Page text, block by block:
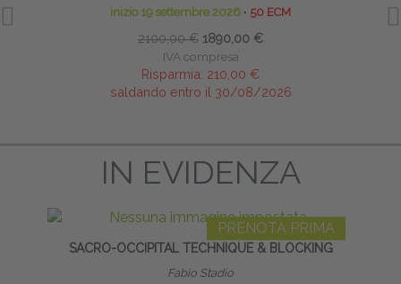
inizio 19 settembre 2026 ∙ 50 ECM
2100,00 € 1890,00 €
IVA compresa
Risparmia: 210,00 €
saldando entro il 30/08/2026
IN EVIDENZA
PRENOTA PRIMA
SACRO-OCCIPITAL TECHNIQUE & BLOCKING
Fabio Stadio